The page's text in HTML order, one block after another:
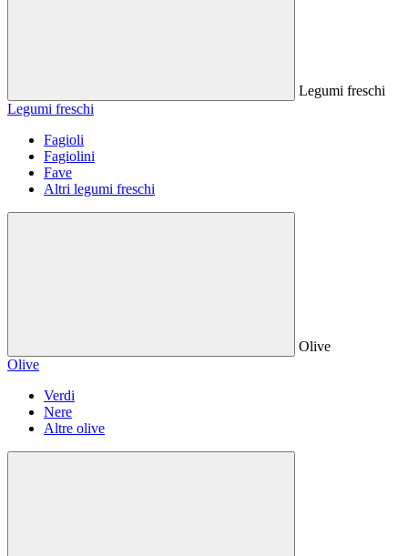
Legumi freschi
Legumi freschi
Fagioli
Fagiolini
Fave
Altri legumi freschi
Olive
Olive
Verdi
Nere
Altre olive